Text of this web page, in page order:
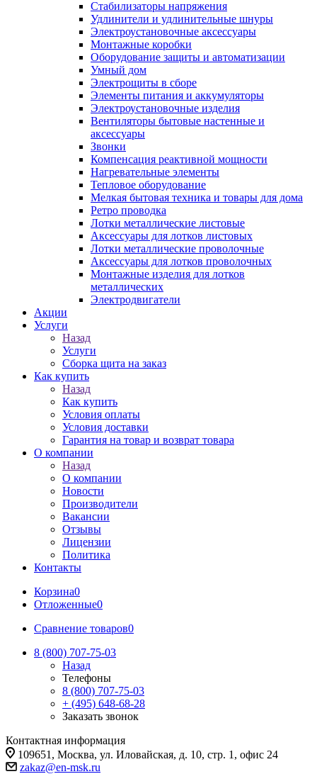
Стабилизаторы напряжения
Удлинители и удлинительные шнуры
Электроустановочные аксессуары
Монтажные коробки
Оборудование защиты и автоматизации
Умный дом
Электрощиты в сборе
Элементы питания и аккумуляторы
Электроустановочные изделия
Вентиляторы бытовые настенные и
аксессуары
Звонки
Компенсация реактивной мощности
Нагревательные элементы
Тепловое оборудование
Мелкая бытовая техника и товары для дома
Ретро проводка
Лотки металлические листовые
Аксессуары для лотков листовых
Лотки металлические проволочные
Аксессуары для лотков проволочных
Монтажные изделия для лотков
металлических
Электродвигатели
Акции
Услуги
Назад
Услуги
Сборка щита на заказ
Как купить
Назад
Как купить
Условия оплаты
Условия доставки
Гарантия на товар и возврат товара
О компании
Назад
О компании
Новости
Производители
Вакансии
Отзывы
Лицензии
Политика
Контакты
Корзина0
Отложенные0
Сравнение товаров0
8 (800) 707-75-03
Назад
Телефоны
8 (800) 707-75-03
+ (495) 648-68-28
Заказать звонок
Контактная информация
109651, Москва, ул. Иловайская, д. 10, стр. 1, офис 24
zakaz@en-msk.ru